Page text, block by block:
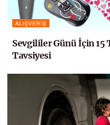
ALIŞVERIŞ
Sevgililer Günü İçin
Tavsiyesi